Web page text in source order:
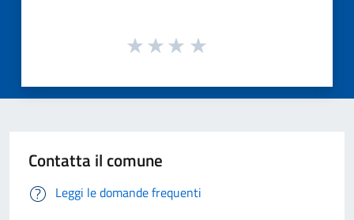
Contatta il comune
Leggi le domande frequenti